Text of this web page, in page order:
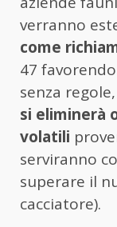
verranno
come
47
senza
si eliminerà
volatili
serviranno
superare il
cacciatore).